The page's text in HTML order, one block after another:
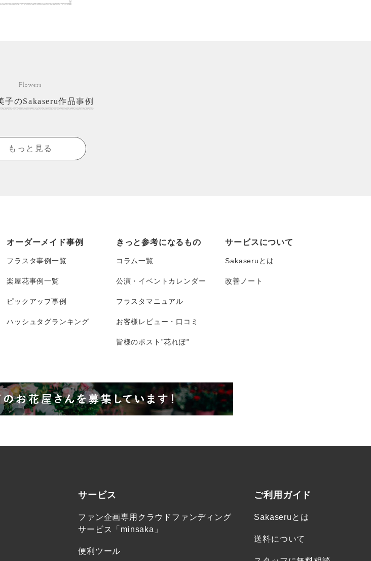
Flowers
子のSakaseru作品事例
もっと見る
オーダーメイド事例
フラスタ事例一覧
楽屋花事例一覧
ピックアップ事例
ハッシュタグランキング
きっと参考になるもの
コラム一覧
公演・イベントカレンダー
フラスタマニュアル
お客様レビュー・口コミ
皆様のポスト”花れぽ”
サービスについて
Sakaseruとは
改善ノート
サービス
ファン企画専用クラウドファンディング
サービス「minsaka」
便利ツール
ご利用ガイド
Sakaseruとは
送料について